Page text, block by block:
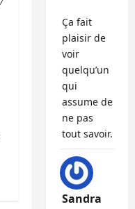
Ça fait
plaisir de
voir
quelqu’un
qui
assume de
ne pas
tout savoir.
Sandra